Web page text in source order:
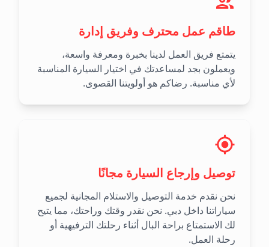
طاقم عمل محترف وفريق إدارة
يتمتع فريق العمل لدينا بخبرة ومعرفة واسعة،
ويعملون بجد لمساعدتك في اختيار السيارة المناسبة
لأي مناسبة. رضاكم هو أولويتنا القصوى.
توصيل وإرجاع السيارة مجانًا
نحن نقدم خدمة التوصيل والاستلام المجانية لجميع
سياراتنا داخل دبي. نحن نقدر وقتك وراحتك، مما يتيح
لك الاستمتاع براحة البال أثناء رحلتك الترفيهية أو
رحلة العمل.